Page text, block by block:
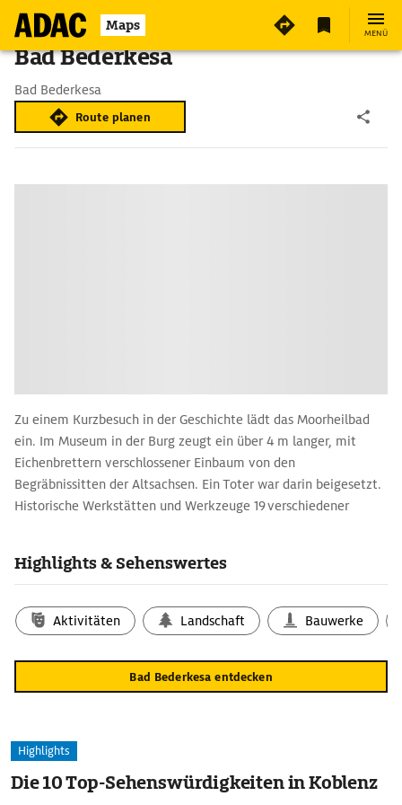
Maps MENÜ
Bad Bederkesa
Bad Bederkesa
Route planen
Zu einem Kurzbesuch in der Geschichte lädt das Moorheilbad
ein. Im Museum in der Burg zeugt ein über 4 m langer, mit
Eichenbrettern verschlossener Einbaum von den
Begräbnissitten der Altsachsen. Ein Toter war darin beigesetzt.
Historische Werkstätten und Werkzeuge 19 verschiedener
Highlights & Sehenswertes
Aktivitäten Landschaft Bauwerke
Bad Bederkesa entdecken
Highlights
Die 10 Top-Sehenswürdigkeiten in Koblenz